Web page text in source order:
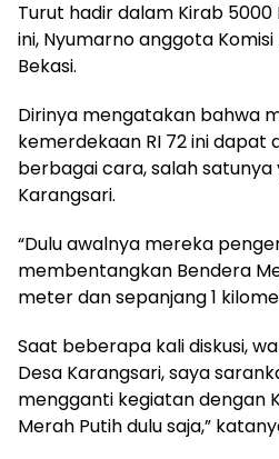
Turut hadir dalam Kirab
ini, Nyumarno anggota
Bekasi.
Dirinya mengatakan bahwa
kemerdekaan RI 72 ini dapat
berbagai cara, salah satunya
Karangsari.
“Dulu awalnya mereka
membentangkan Bendera
meter dan sepanjang 1
Saat beberapa kali diskusi,
Desa Karangsari, saya
mengganti kegiatan dengan
Merah Putih dulu saja,”